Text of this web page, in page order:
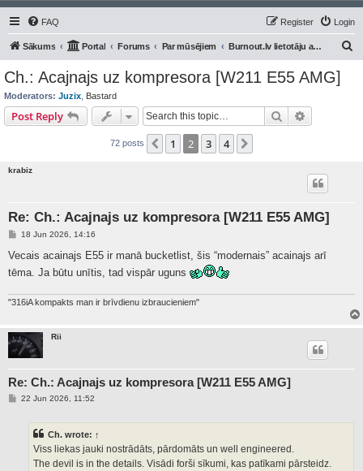
FAQ Login
Register
Sākums Portal Forums Par mūsējiem Burnout.lv lietotāju auto/moto
Ch.: Acajnajs uz kompresora [W211 E55 AMG]
Moderators: Juzix Bastard
Post Reply Search
72 posts Previous
1 2 3 4
krabiz
Re: Ch.: Acajnajs uz kompresora [W211 E55 AMG]
P
s
18 Jun 2026, 14:16
Vecais acainajs E55 ir manā bucketlist, šis “modernais” acainajs arī
tēma. Ja būtu unītis, tad vispār uguns
"316iA kompakts man ir brīvdienu izbraucieniem"
Rii
Re: Ch.: Acajnajs uz kompresora [W211 E55 AMG]
P22 Jun 2026, 11:52
Ch. wrote: ↑
Viss liekas jauki nostrādāts, pārdomāts un well engineered.
The devil is in the details. Visādi forši sīkumi, kas patīkami pārsteidz.